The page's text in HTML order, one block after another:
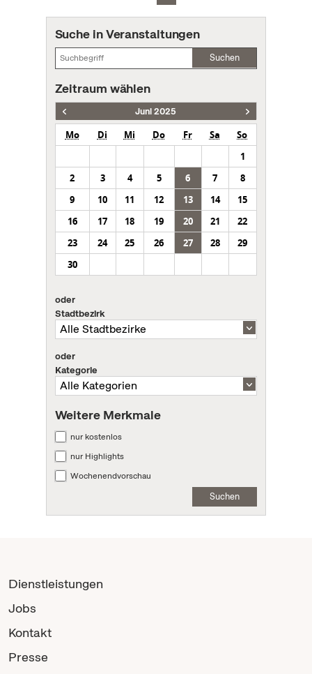
Suche in Veranstaltungen
Suchen
Zeitraum wählen
Juni 2025
Mo Di Mi Do Fr Sa
So
1
2
3 4 5 6 7
8
9
10 11 12 13 14
15
16
17 18 19 20 21
22
23
24 25 26 27 28
29
30
oder
Stadtbezirk
oder
Kategorie
Weitere Merkmale
nur kostenlos
nur Highlights
Wochenendvorschau
Suchen
Dienstleistungen
Jobs
Kontakt
Presse